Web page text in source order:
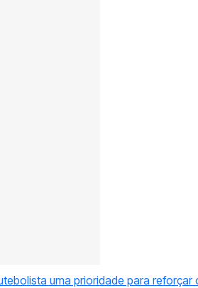
uma prioridade para reforçar